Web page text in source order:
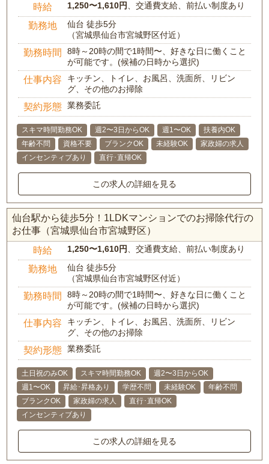
時給 1,250〜1,610円、交通費支給、前払い制度あり
勤務地
仙台 徒歩5分
（宮城県仙台市宮城野区付近）
勤務時間
8時～20時の間で1時間〜、好きな日に働くこと
が可能です。(候補の日時から選択)
仕事内容
キッチン、トイレ、お風呂、洗面所、リビン
グ、その他のお掃除
契約形態 業務委託
スキマ時間勤務OK 週2〜3日からOK 週1〜OK
扶養内OK
年齢不問
資格不要 ブランクOK 未経験OK
家政婦の求人
インセンティブあり
直行･直帰OK
この求人の詳細を見る
仙台駅から徒歩5分！1LDKマンションでのお掃除代行の
お仕事（宮城県仙台市宮城野区）
時給 1,250〜1,610円、交通費支給、前払い制度あり
勤務地
仙台 徒歩5分
（宮城県仙台市宮城野区付近）
勤務時間
8時～20時の間で1時間〜、好きな日に働くこと
が可能です。(候補の日時から選択)
仕事内容
キッチン、トイレ、お風呂、洗面所、リビン
グ、その他のお掃除
契約形態 業務委託
土日祝のみOK スキマ時間勤務OK
週2〜3日からOK
週1〜OK
昇給･昇格あり 学歴不問 未経験OK
年齢不問
ブランクOK
家政婦の求人
直行･直帰OK
インセンティブあり
この求人の詳細を見る